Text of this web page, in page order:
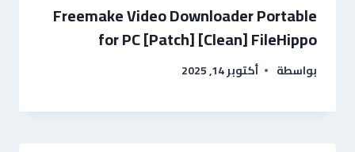
Freemake Video Downloader Portable
for PC [Patch] [Clean] FileHippo
بواسطة أكتوبر 14, 2025